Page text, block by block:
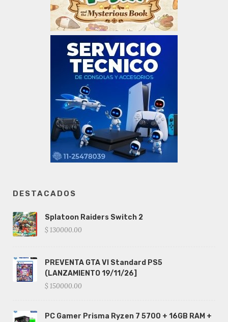
DESTACADOS
Splatoon Raiders Switch 2
$ 130000.00
PREVENTA GTA VI Standard PS5
(LANZAMIENTO 19/11/26]
$ 150000.00
PC Gamer Prisma Ryzen 7 5700 + 16GB RAM +